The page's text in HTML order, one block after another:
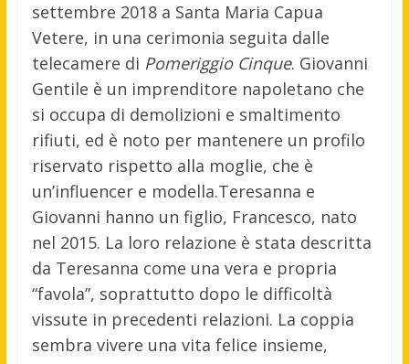
settembre 2018 a Santa Maria Capua
Vetere, in una cerimonia seguita dalle
telecamere di Pomeriggio Cinque. Giovanni
Gentile è un imprenditore napoletano che
si occupa di demolizioni e smaltimento
rifiuti, ed è noto per mantenere un profilo
riservato rispetto alla moglie, che è
un’influencer e modella.Teresanna e
Giovanni hanno un figlio, Francesco, nato
nel 2015. La loro relazione è stata descritta
da Teresanna come una vera e propria
“favola”, soprattutto dopo le difficoltà
vissute in precedenti relazioni. La coppia
sembra vivere una vita felice insieme,